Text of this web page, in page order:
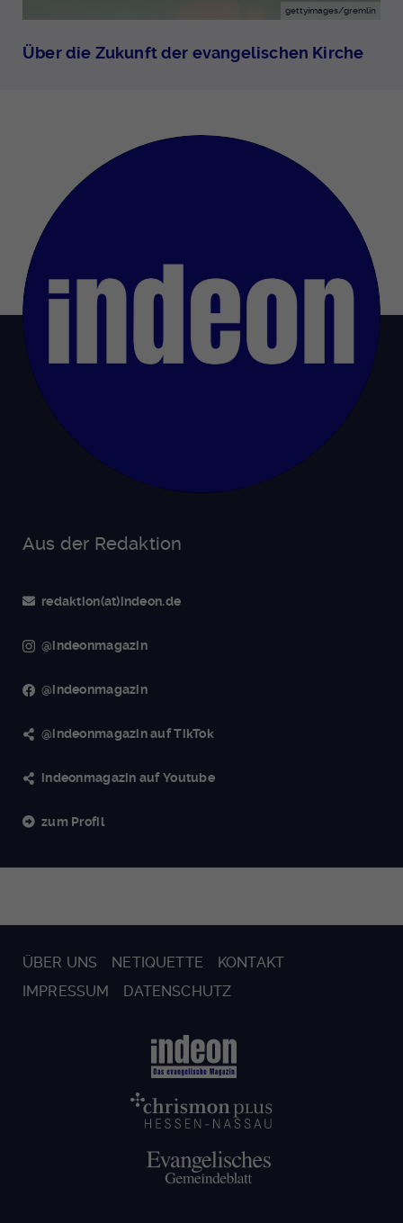
gettyimages/gremlin
Über die Zukunft der evangelischen Kirche
Aus der Redaktion
redaktion(at)indeon.de
@indeonmagazin
@indeonmagazin
@indeonmagazin auf TikTok
indeonmagazin auf Youtube
zum Profil
ÜBER UNS NETIQUETTE
KONTAKT
IMPRESSUM
DATENSCHUTZ